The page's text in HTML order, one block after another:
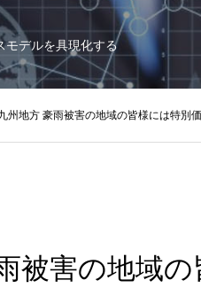
モデルを具現化する
州地方 豪雨被害の地域の皆様には特別
被害の地域